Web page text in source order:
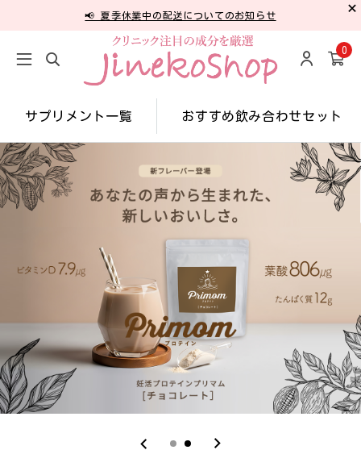
📢 夏季休業中の配送についてのお知らせ
0
サプリメント一覧 おすすめ飲み合わせセット